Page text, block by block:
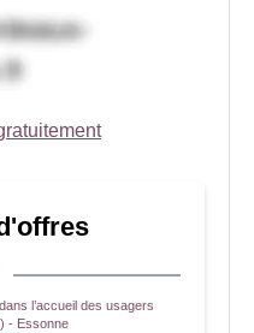
l’accueil des usagers
- Essonne